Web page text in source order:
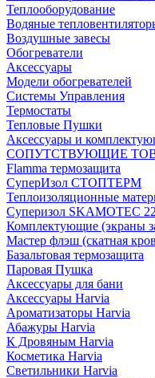
Теплооборудование
Водяные
Воздушные завесы
Обогреватели
Аксессуары
Модели обогревателей
Системы Управления
Термостаты
Тепловые Пушки
Аксессуары и
СОПУТСТВУЮЩИЕ
Flamma термозащита
СуперИзол СТОПТЕРМ
Теплоизоляционные
Суперизол SKAMOTEC
Комплектующие (экраны
Мастер флэш (скатная
Базальтовая термозащита
Паровая Пушка
Аксессуары для бани
Аксессуары Harvia
Ароматизаторы Harvia
Абажуры Harvia
К Дровяным Harvia
Косметика Harvia
Светильники Harvia